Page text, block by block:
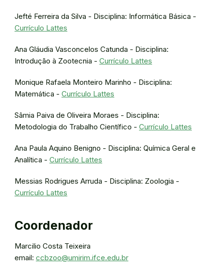
Jefté Ferreira da Silva - Disciplina: Informática Básica -
Currículo Lattes
Ana Gláudia Vasconcelos Catunda - Disciplina:
Introdução à Zootecnia - Currículo Lattes
Monique Rafaela Monteiro Marinho - Disciplina:
Matemática - Currículo Lattes
Sâmia Paiva de Oliveira Moraes - Disciplina:
Metodologia do Trabalho Científico - Currículo Lattes
Ana Paula Aquino Benigno - Disciplina: Química Geral e
Analítica - Currículo Lattes
Messias Rodrigues Arruda - Disciplina: Zoologia -
Currículo Lattes
Coordenador
Marcilio Costa Teixeira
email: ccbzoo@umirim.ifce.edu.br